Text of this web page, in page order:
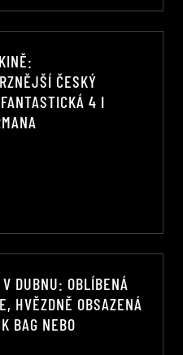
ČESKÝ
4 I
DUBNU: OBLÍBENÁ
HVĚZDNĚ OBSAZENÁ
BAG NEBO